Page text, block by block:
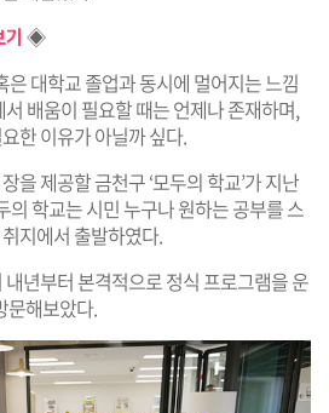
◈
은 대학교 졸업과 동시에 멀어지는 느낌
배움이 필요할 때는 언제나 존재하며,
한 이유가 아닐까 싶다.
을 제공할 금천구 ‘모두의 학교’가 지난
의 학교는 시민 누구나 원하는 공부를 스
지에서 출발하였다.
년부터 본격적으로 정식 프로그램을 운
문해보았다.